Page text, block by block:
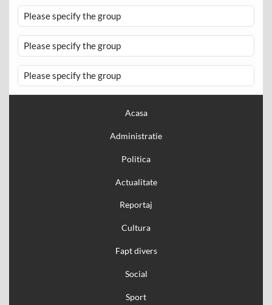
Please specify the group
Please specify the group
Please specify the group
Acasa
Administratie
Politica
Actualitate
Reportaj
Cultura
Fapt divers
Social
Sport